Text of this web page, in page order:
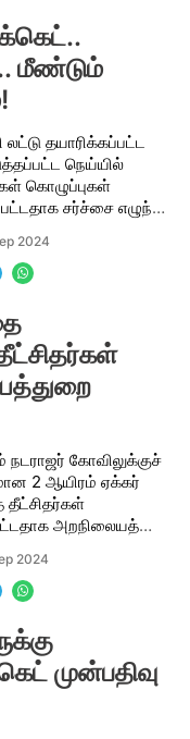
உள்ள
பட
மீண்டும்
லட்டு தயாரிக்கப்பட்ட
நெய்யில்
கொழுப்புகள்
சர்ச்சை எழுந்த
புதிய சர்ச்சை ஒன்று
திருப்பதி லட்டு
2024
நடராஜர் கோவிலுக்குச்
2 ஆயிரம் ஏக்கர்
தீட்சிதர்கள்
அறநிலையத்
நடராஜர் கோவில்
2014-ம் ஆண்டு
2024
முன்பதிவு